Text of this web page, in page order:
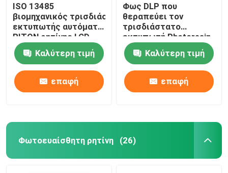
ISO 13485
βιομηχανικός τρισδιάστατος
εκτυπωτής αυτόματο τεράστιο 220V
RITON ρητίνης LCD
Καλύτερη τιμή
επαφή
Φως DLP που
θεραπεύει τον
τρισδιάστατο
εκτυπωτή Photoresin
υψηλής ταχύτητας για
την πρότυπη
παραγωγή
Καλύτερη τιμή
επαφή
Φωτοευαίσθητη ρητίνη (26)